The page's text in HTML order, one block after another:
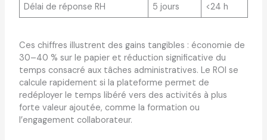
Délai de réponse RH
5 jours <24 h
Ces chiffres illustrent des gains tangibles : économie de
30–40 % sur le papier et réduction significative du
temps consacré aux tâches administratives. Le ROI se
calcule rapidement si la plateforme permet de
redéployer le temps libéré vers des activités à plus
forte valeur ajoutée, comme la formation ou
l’engagement collaborateur.